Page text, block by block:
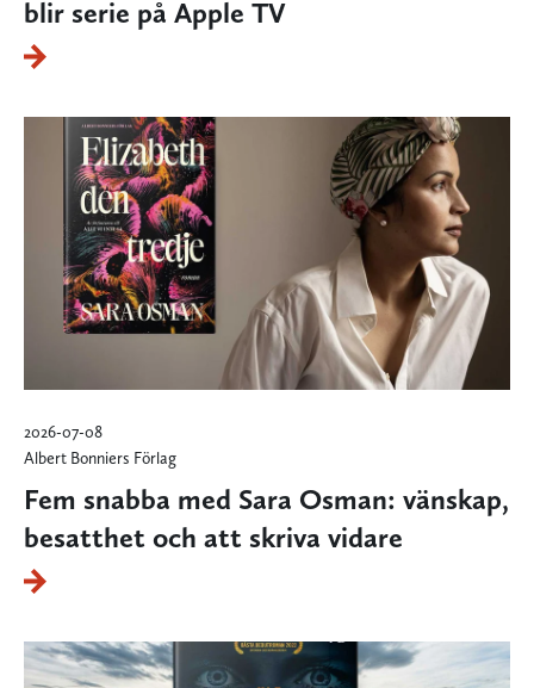
blir serie på Apple TV
2026-07-08
Albert Bonniers Förlag
Fem snabba med Sara Osman: vänskap,
besatthet och att skriva vidare